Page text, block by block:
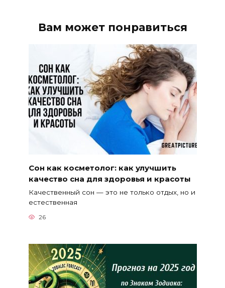
Вам может понравиться
Сон как косметолог: как улучшить
качество сна для здоровья и красоты
Качественный сон — это не только отдых, но и
естественная
26